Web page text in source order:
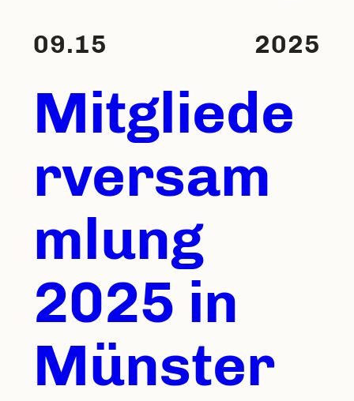
09.15 2025
Mitgliede
rversam
mlung
2025 in
Münster